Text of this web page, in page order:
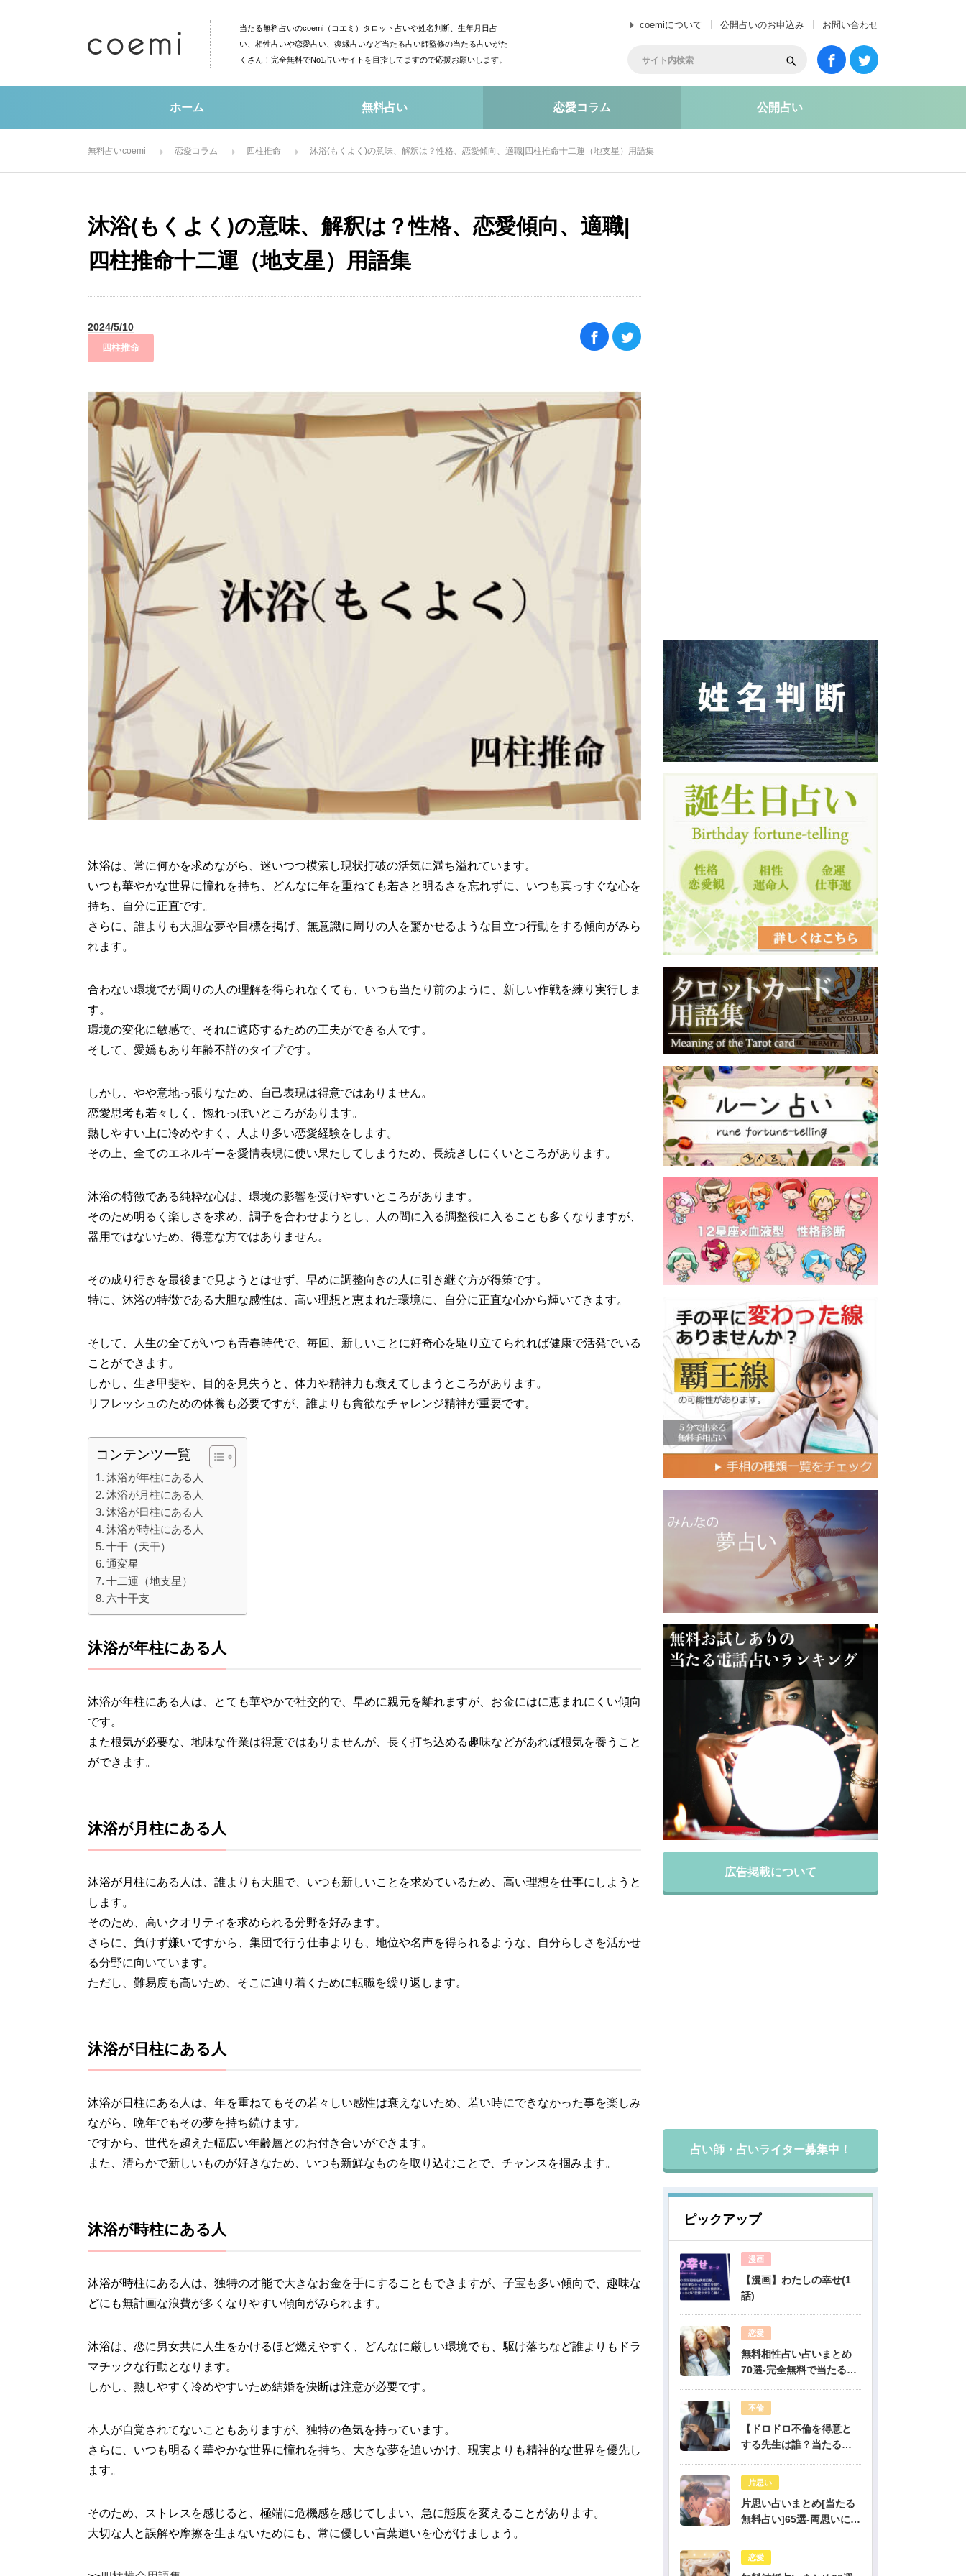
当たる無料占いのcoemi（コエミ）タロット占いや姓名判断、生年月日占
い、相性占いや恋愛占い、復縁占いなど当たる占い師監修の当たる占いがた
くさん！完全無料でNo1占いサイトを目指してますので応援お願いします。
coemiについて 公開占いのお申込み お問い合わせ
ホーム 無料占い 恋愛コラム 公開占い
無料占いcoemi 恋愛コラム 四柱推命 沐浴(もくよく)の意味、解釈は？性格、恋愛傾向、適職|四柱推命十二運（地支星）用語集
沐浴(もくよく)の意味、解釈は？性格、恋愛傾向、適職|
四柱推命十二運（地支星）用語集
2024/5/10
四柱推命
沐浴は、常に何かを求めながら、迷いつつ模索し現状打破の活気に満ち溢れています。
いつも華やかな世界に憧れを持ち、どんなに年を重ねても若さと明るさを忘れずに、いつも真っすぐな心を
持ち、自分に正直です。
さらに、誰よりも大胆な夢や目標を掲げ、無意識に周りの人を驚かせるような目立つ行動をする傾向がみら
れます。
合わない環境でが周りの人の理解を得られなくても、いつも当たり前のように、新しい作戦を練り実行しま
す。
環境の変化に敏感で、それに適応するための工夫ができる人です。
そして、愛嬌もあり年齢不詳のタイプです。
しかし、やや意地っ張りなため、自己表現は得意ではありません。
恋愛思考も若々しく、惚れっぽいところがあります。
熱しやすい上に冷めやすく、人より多い恋愛経験をします。
その上、全てのエネルギーを愛情表現に使い果たしてしまうため、長続きしにくいところがあります。
沐浴の特徴である純粋な心は、環境の影響を受けやすいところがあります。
そのため明るく楽しさを求め、調子を合わせようとし、人の間に入る調整役に入ることも多くなりますが、
器用ではないため、得意な方ではありません。
その成り行きを最後まで見ようとはせず、早めに調整向きの人に引き継ぐ方が得策です。
特に、沐浴の特徴である大胆な感性は、高い理想と恵まれた環境に、自分に正直な心から輝いてきます。
そして、人生の全てがいつも青春時代で、毎回、新しいことに好奇心を駆り立てられれば健康で活発でいる
ことができます。
しかし、生き甲斐や、目的を見失うと、体力や精神力も衰えてしまうところがあります。
リフレッシュのための休養も必要ですが、誰よりも貪欲なチャレンジ精神が重要です。
コンテンツ一覧
沐浴が年柱にある人
沐浴が月柱にある人
沐浴が日柱にある人
沐浴が時柱にある人
十干（天干）
通変星
十二運（地支星）
六十干支
沐浴が年柱にある人
沐浴が年柱にある人は、とても華やかで社交的で、早めに親元を離れますが、お金にはに恵まれにくい傾向
です。
また根気が必要な、地味な作業は得意ではありませんが、長く打ち込める趣味などがあれば根気を養うこと
ができます。
沐浴が月柱にある人
沐浴が月柱にある人は、誰よりも大胆で、いつも新しいことを求めているため、高い理想を仕事にしようと
します。
そのため、高いクオリティを求められる分野を好みます。
さらに、負けず嫌いですから、集団で行う仕事よりも、地位や名声を得られるような、自分らしさを活かせ
る分野に向いています。
ただし、難易度も高いため、そこに辿り着くために転職を繰り返します。
沐浴が日柱にある人
沐浴が日柱にある人は、年を重ねてもその若々しい感性は衰えないため、若い時にできなかった事を楽しみ
ながら、晩年でもその夢を持ち続けます。
ですから、世代を超えた幅広い年齢層とのお付き合いができます。
また、清らかで新しいものが好きなため、いつも新鮮なものを取り込むことで、チャンスを掴みます。
沐浴が時柱にある人
沐浴が時柱にある人は、独特の才能で大きなお金を手にすることもできますが、子宝も多い傾向で、趣味な
どにも無計画な浪費が多くなりやすい傾向がみられます。
沐浴は、恋に男女共に人生をかけるほど燃えやすく、どんなに厳しい環境でも、駆け落ちなど誰よりもドラ
マチックな行動となります。
しかし、熱しやすく冷めやすいため結婚を決断は注意が必要です。
本人が自覚されてないこともありますが、独特の色気を持っています。
さらに、いつも明るく華やかな世界に憧れを持ち、大きな夢を追いかけ、現実よりも精神的な世界を優先し
ます。
そのため、ストレスを感じると、極端に危機感を感じてしまい、急に態度を変えることがあります。
大切な人と誤解や摩擦を生まないためにも、常に優しい言葉遣いを心がけましょう。
広告掲載について
占い師・占いライター募集中！
ピックアップ
漫画
【漫画】わたしの幸せ(1
話)
恋愛
無料相性占い占いまとめ
70選-完全無料で当たる占
不倫
【ドロドロ不倫を得意と
する先生は誰？当たる電
片思い
片思い占いまとめ[当たる
無料占い]65選-両思いにな
当たる片思い占い
恋愛